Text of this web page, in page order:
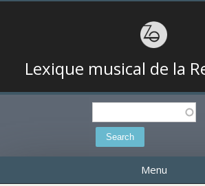
Lexique musical de la
Search
Menu